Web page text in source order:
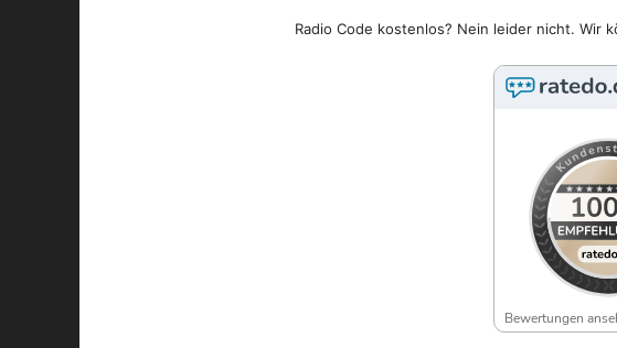
Radio Code kostenlos? Nein leider nicht. Wir
Bewertungen